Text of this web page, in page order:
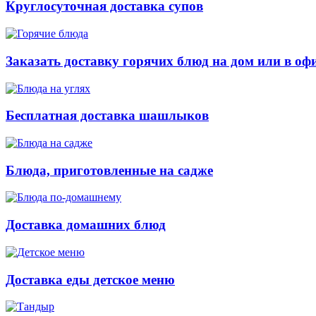
Круглосуточная доставка супов
Заказать доставку горячих блюд на дом или в
Бесплатная доставка шашлыков
Блюда, приготовленные на садже
Доставка домашних блюд
Доставка еды детское меню